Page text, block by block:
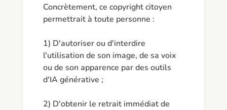
Concrètement, ce copyright citoyen
permettrait à toute personne :
1) D'autoriser ou d'interdire
l'utilisation de son image, de sa voix
ou de son apparence par des outils
d'IA générative ;
2) D'obtenir le retrait immédiat de